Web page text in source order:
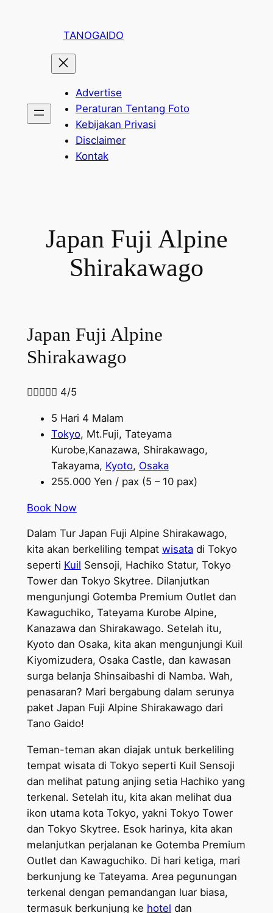
TANOGAIDO
Advertise
Peraturan Tentang Foto
Kebijakan Privasi
Disclaimer
Kontak
Japan Fuji Alpine
Shirakawago
Japan Fuji Alpine
Shirakawago
 4/5
5 Hari 4 Malam
Tokyo, Mt.Fuji, Tateyama
Kurobe,Kanazawa, Shirakawago,
Takayama, Kyoto, Osaka
255.000 Yen / pax (5 – 10 pax)
Book Now
Dalam Tur Japan Fuji Alpine Shirakawago,
kita akan berkeliling tempat wisatadi Tokyo
seperti Kuil Sensoji, Hachiko Statur, Tokyo
Tower dan Tokyo Skytree. Dilanjutkan
mengunjungi Gotemba Premium Outlet dan
Kawaguchiko, Tateyama Kurobe Alpine,
Kanazawa dan Shirakawago. Setelah itu,
Kyoto dan Osaka, kita akan mengunjungi Kuil
Kiyomizudera, Osaka Castle, dan kawasan
surga belanja Shinsaibashi di Namba. Wah,
penasaran? Mari bergabung dalam serunya
paket Japan Fuji Alpine Shirakawago dari
Tano Gaido!
Teman-teman akan diajak untuk berkeliling
tempat wisata di Tokyo seperti Kuil Sensoji
dan melihat patung anjing setia Hachiko yang
terkenal. Setelah itu, kita akan melihat dua
ikon utama kota Tokyo, yakni Tokyo Tower
dan Tokyo Skytree. Esok harinya, kita akan
melanjutkan perjalanan ke Gotemba Premium
Outlet dan Kawaguchiko. Di hari ketiga, mari
berkunjung ke Tateyama. Area pegunungan
terkenal dengan pemandangan luar biasa,
termasuk berkunjung ke hotel dan